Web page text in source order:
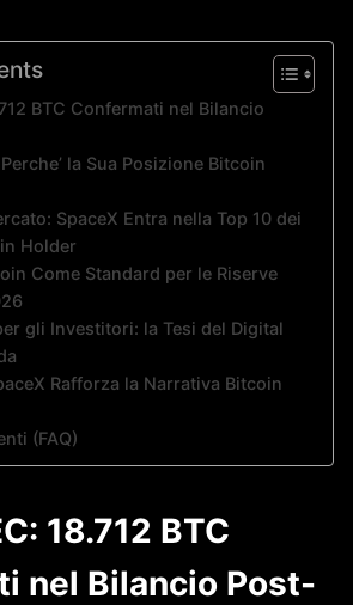
BTC Confermati nel Bilancio
la Sua Posizione Bitcoin
SpaceX Entra nella Top 10 dei
Holder
Come Standard per le Riserve
gli Investitori: la Tesi del Digital
Rafforza la Narrativa Bitcoin
(FAQ)
18.712 BTC
nel Bilancio Post-